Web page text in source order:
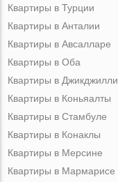
Квартиры в Турции
Квартиры в Анталии
Квартиры в Авсалларе
Квартиры в Оба
Квартиры в Джикджилли
Квартиры в Коньяалты
Квартиры в Стамбуле
Квартиры в Конаклы
Квартиры в Мерсине
Квартиры в Мармарисе